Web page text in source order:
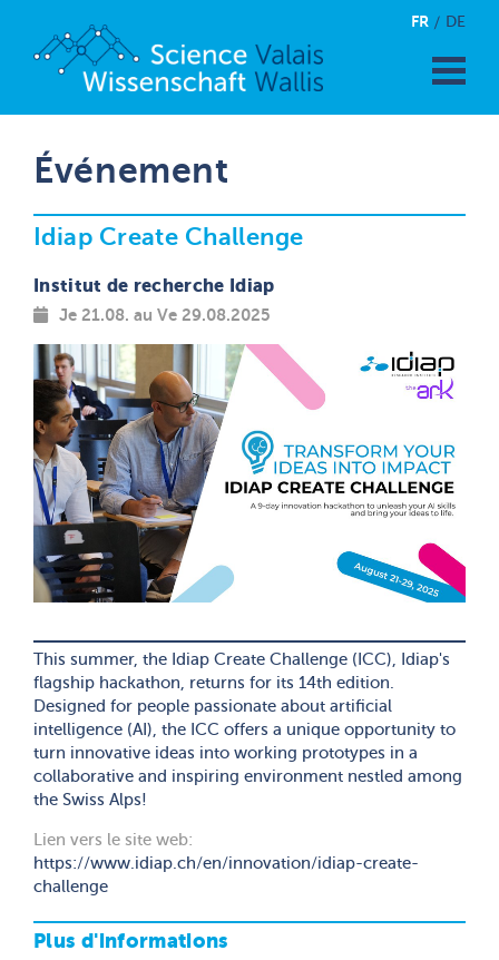
FR DE
Événement
Idiap Create Challenge
Institut de recherche Idiap
Je 21.08. au Ve 29.08.2025
This summer, the Idiap Create Challenge (ICC), Idiap's
flagship hackathon, returns for its 14th edition.
Designed for people passionate about artificial
intelligence (AI), the ICC offers a unique opportunity to
turn innovative ideas into working prototypes in a
collaborative and inspiring environment nestled among
the Swiss Alps!
Lien vers le site web:
https://www.idiap.ch/en/innovation/idiap-create-
challenge
Plus d'informations